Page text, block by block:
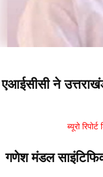
एआईसीसी ने
ब्यूरो
गणेश मंडल